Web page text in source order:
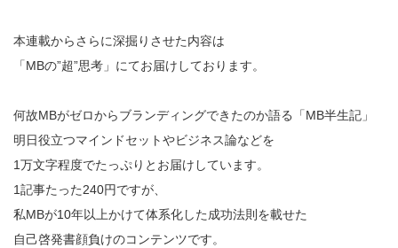
本連載からさらに深掘りさせた内容は
「MBの”超”思考」にてお届けしております。
何故MBがゼロからブランディングできたのか語る「MB半生記」
明日役立つマインドセットやビジネス論などを
1万文字程度でたっぷりとお届けしています。
1記事たった240円ですが、
私MBが10年以上かけて体系化した成功法則を載せた
自己啓発書顔負けのコンテンツです。